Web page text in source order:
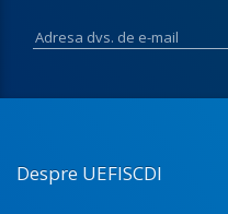
Despre UEFISCDI